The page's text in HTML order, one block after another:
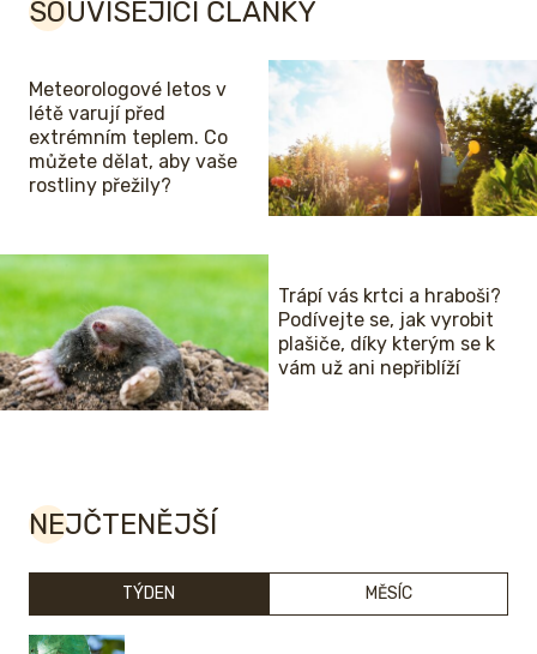
SOUVISEJÍCÍ ČLÁNKY
Meteorologové letos v
létě varují před
extrémním teplem. Co
můžete dělat, aby vaše
rostliny přežily?
Trápí vás krtci a hraboši?
Podívejte se, jak vyrobit
plašiče, díky kterým se k
vám už ani nepřiblíží
NEJČTENĚJŠÍ
TÝDEN MĚSÍC